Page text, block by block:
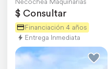
$ Consultar
Financiación 4 años
Entrega Inmediata